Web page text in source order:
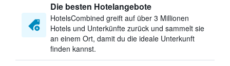
Die besten Hotelangebote
HotelsCombined greift auf über 3 Millionen
Hotels und Unterkünfte zurück und sammelt sie
an einem Ort, damit du die ideale Unterkunft
finden kannst.